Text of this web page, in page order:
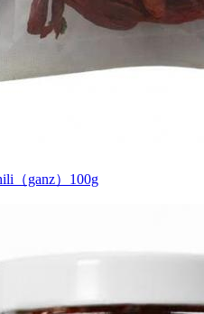
（ganz）100g